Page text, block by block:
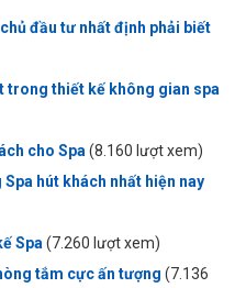
đầu tư nhất định phải biết
trong thiết kế không gian spa
cho Spa(8.160 lượt xem)
hút khách nhất hiện nay
Spa(7.260 lượt xem)
tắm cực ấn tượng (7.136